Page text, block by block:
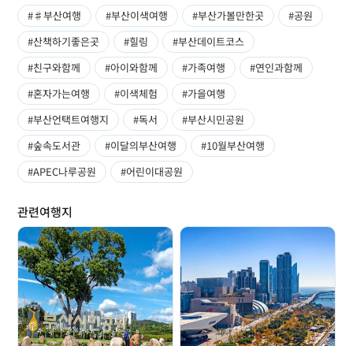
#♯부산여행 #부산이색여행 #부산가볼만한곳
#공원
#산책하기좋은곳
#힐링
#부산데이트코스
#친구와함께
#아이와함께 #가족여행
#연인과함께
#혼자가는여행
#이색체험
#가을여행
#부산언택트여행지
#독서
#부산시민공원
#숲속도서관
#이달의부산여행
#10월부산여행
#APEC나루공원
#어린이대공원
관련여행지